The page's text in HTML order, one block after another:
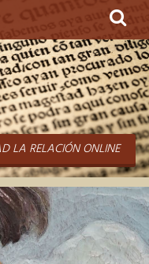
LA RELACIÓNONLINE